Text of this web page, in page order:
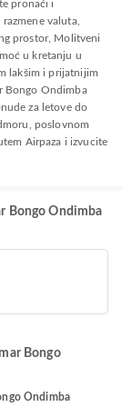
pronaći i
valuta,
prostor, Molitveni
u kretanju u
lakšim i prijatnijim
Bongo Ondimba
za letove do
poslovnom
Airpaza i izvucite
Bongo Ondimba
Bongo
Ondimba